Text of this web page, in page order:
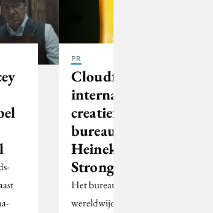
PR
Cloudfactory
internationaal
creatief
bureau voor
Heinekens
Strongbow
Het bureau gaat een
wereldwijde campagne